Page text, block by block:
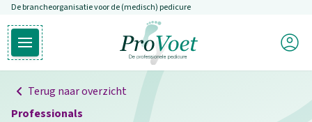
Overslaan en naar de inhoud gaan
De brancheorganisatie voor de (medisch) pedicure
Open hoofdmenu
Ga naar de homepagina
Mijn
Terug naar overzicht
Professionals